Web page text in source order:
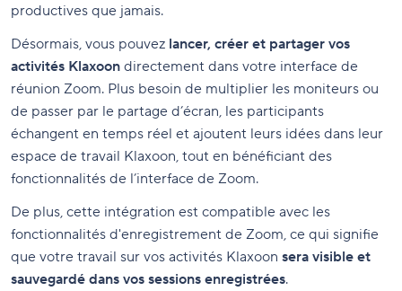
productives que jamais.
Désormais, vous pouvez lancer, créer et partager vos
activités Klaxoon directement dans votre interface de
réunion Zoom. Plus besoin de multiplier les moniteurs ou
de passer par le partage d’écran, les participants
échangent en temps réel et ajoutent leurs idées dans leur
espace de travail Klaxoon, tout en bénéficiant des
fonctionnalités de l’interface de Zoom.
De plus, cette intégration est compatible avec les
fonctionnalités d'enregistrement de Zoom, ce qui signifie
que votre travail sur vos activités Klaxoon sera visible et
sauvegardé dans vos sessions enregistrées.